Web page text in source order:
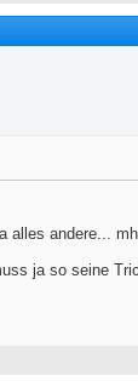
andere...
ja so seine